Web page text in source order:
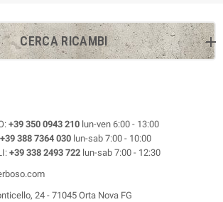
CERCA RICAMBI
+39 350 0943 210 lun-ven 6:00 - 13:00
+39 388 7364 030 lun-sab 7:00 - 10:00
+39 338 2493 722 lun-sab 7:00 - 12:30
24 - 71045 Orta Nova FG